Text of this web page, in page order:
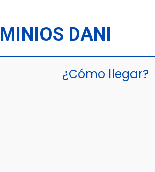
DANI
¿Cómo llegar?